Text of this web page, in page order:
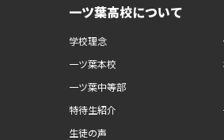
一ツ葉高校について
学校理念
一ツ葉本校
一ツ葉中等部
特待生紹介
生徒の声